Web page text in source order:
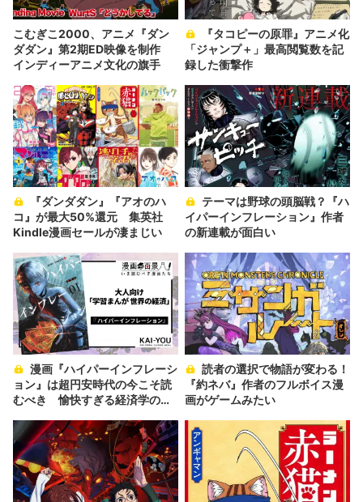
こむぎこ2000、アニメ『ダン
ダダン』第2期ED映像を制作
インディーアニメ文化の旗手
「ジャンプ＋」最高閲覧数を記
録した衝撃作
コ』が最大50%還元 集英社
Kindle漫画セールが凄まじい
イパーインフレーション』作者
の新連載が面白い
ョン』は超円安時代の今こそ読
むべき 愉快すぎる経済学の入
『約ネバ』作者のフルボイス漫
画がゲームみたい